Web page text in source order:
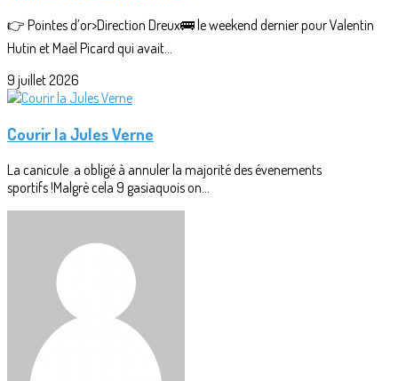
👉 Pointes d’or>Direction Dreux🚌 le weekend dernier pour Valentin
Hutin et Maël Picard qui avait...
9 juillet 2026
Courir la Jules Verne
La canicule a obligé à annuler la majorité des évenements
sportifs !Malgrè cela 9 gasiaquois on...